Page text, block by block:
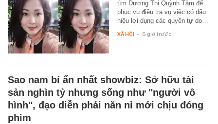
tìm Dương Thị Quỳnh Tâm để
phục vụ điều tra vụ việc có dấu
hiệu lợi dụng các quyền tự do…
XÃ HỘI - 6 giờ trước
Sao nam bí ẩn nhất showbiz: Sở hữu tài
sản nghìn tỷ nhưng sống như "người vô
hình", đạo diễn phải năn nỉ mới chịu đóng
phim